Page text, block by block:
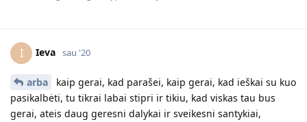
I Ieva sau '20
arba
kaip gerai, kad parašei, kaip gerai, kad ieškai su kuo
pasikalbėti, tu tikrai labai stipri ir tikiu, kad viskas tau bus
gerai, ateis daug geresni dalykai ir sveikesni santykiai,